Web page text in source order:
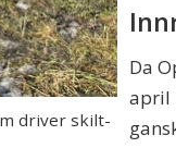
driver skilt-
Da
april